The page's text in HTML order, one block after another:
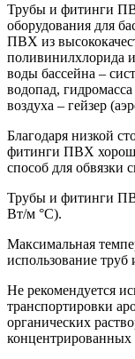
Трубы и фитинги
оборудования для
ПВХ из
поливинилхлорида
воды бассейна –
водопад,
воздуха – гейзер
Благодаря низкой
фитинги ПВХ
способ для обвязки
Трубы и фитинги
Вт/м °С).
Максимальная
использование
Не рекомендуется
транспортировки
органических
концентрированных